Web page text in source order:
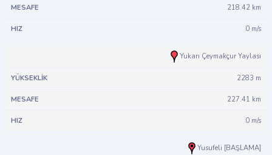
218.42 km
0 m/s
Yukarı Çeymakçur Yaylası
2283 m
227.41 km
0 m/s
Yusufeli [BAŞLAMA]